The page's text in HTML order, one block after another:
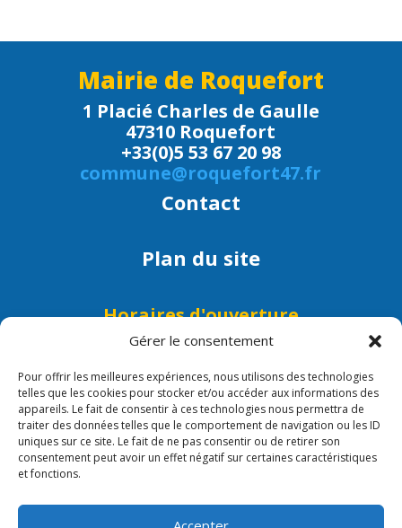
Gérer le consentement
Pour offrir les meilleures expériences, nous utilisons des technologies
telles que les cookies pour stocker et/ou accéder aux informations des
appareils. Le fait de consentir à ces technologies nous permettra de
traiter des données telles que le comportement de navigation ou les ID
uniques sur ce site. Le fait de ne pas consentir ou de retirer son
consentement peut avoir un effet négatif sur certaines caractéristiques
et fonctions.
Mairie de Roquefort
1 Placié Charles de Gaulle
47310 Roquefort
+33(0)5 53 67 20 98
commune@roquefort47.fr
Contact
Plan du site
Horaires d'ouverture
Lundi, mardi, mercredi, jeudi et
Lundi, mercredi et vendredi :
15h - 17h30